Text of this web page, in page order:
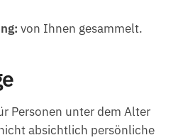
von Ihnen gesammelt.
Personen unter dem Alter
absichtlich persönliche